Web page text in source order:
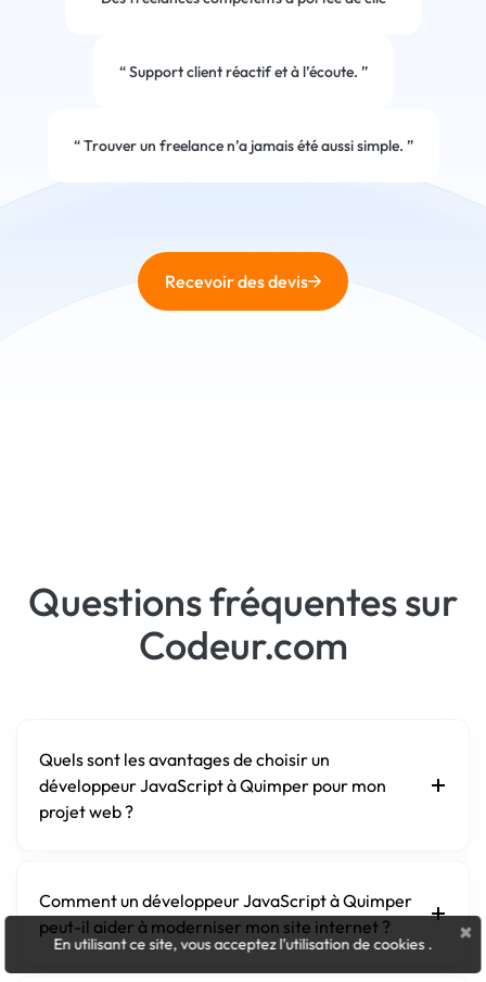
“Support client réactif et à l’écoute. ”
“Trouver un freelance n’a jamais été aussi simple. ”
Recevoir des devis
Questions fréquentes sur
Codeur.com
Quels sont les avantages de choisir un
développeur JavaScript à Quimper pour mon
projet web ?
Comment un développeur JavaScript à Quimper
peut-il aider à moderniser mon site internet ?
×
En utilisant ce site, vous acceptez l'utilisation de cookies.